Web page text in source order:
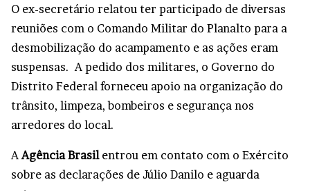
O ex-secretário relatou ter participado de diversas
reuniões com o Comando Militar do Planalto para a
desmobilização do acampamento e as ações eram
suspensas. A pedido dos militares, o Governo do
Distrito Federal forneceu apoio na organização do
trânsito, limpeza, bombeiros e segurança nos
arredores do local.
AAgência Brasilentrou em contato com o Exército
sobre as declarações de Júlio Danilo e aguarda